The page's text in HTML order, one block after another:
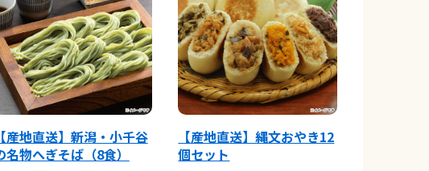
【産地直送】新潟・小千谷
名物へぎそば（8食）
【産地直送】縄文おやき12
個セット